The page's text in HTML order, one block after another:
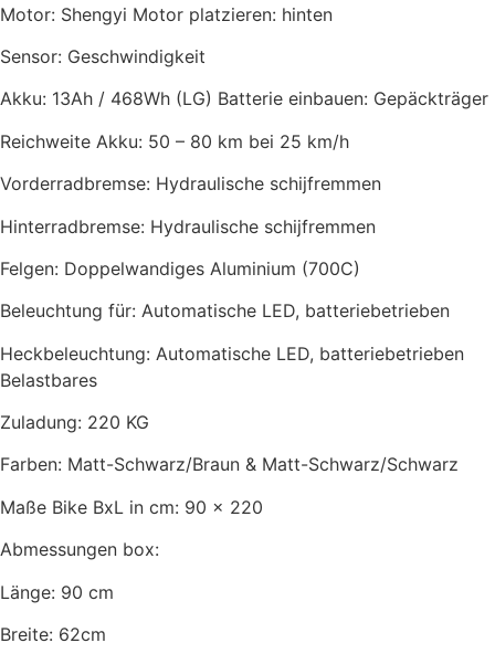
Motor: Shengyi Motor platzieren: hinten
Sensor: Geschwindigkeit
Akku: 13Ah / 468Wh (LG) Batterie einbauen: Gepäckträger
Reichweite Akku: 50 – 80 km bei 25 km/h
Vorderradbremse: Hydraulische schijfremmen
Hinterradbremse: Hydraulische schijfremmen
Felgen: Doppelwandiges Aluminium (700C)
Beleuchtung für: Automatische LED, batteriebetrieben
Heckbeleuchtung: Automatische LED, batteriebetrieben
Belastbares
Zuladung: 220 KG
Farben: Matt-Schwarz/Braun & Matt-Schwarz/Schwarz
Maße Bike BxL in cm: 90 x 220
Abmessungen box:
Länge: 90 cm
Breite: 62cm